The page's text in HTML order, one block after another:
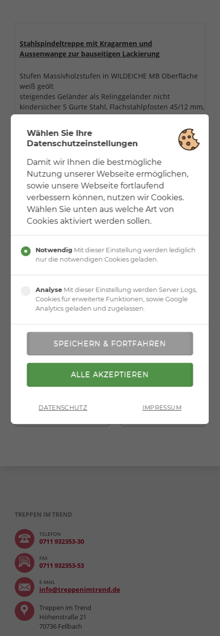
Stahlspindeltreppe mit Kragarmen und
Aussenwange zur bauseitigen Lackierung
Stufen Massivholzstufen in WILDEICHE MB Oberfläche
weiß geölt
steigendes Geländer als Relinggeländer nicht
kindersicher 5 Gurte Stahl, Flachstahlpfosten 45/12 mm,
Handlauf Ø 42,7 mm Edelstahl geschliffen
Brüstungsgeländer Ausführung wie steigendes
Geländer
TREPPEN IM TREND
TELEFON
0711 932353-30
FAX
0711 932353-53
E-MAIL
info@treppenimtrend.de
Treppen im Trend
Höhenstraße 21
70736 Fellbach
Wählen Sie Ihre
Datenschutzeinstellungen
Damit wir Ihnen die bestmögliche
Nutzung unserer Webseite ermöglichen,
sowie unsere Webseite fortlaufend
verbessern können, nutzen wir Cookies.
Wählen Sie unten aus welche Art von
Cookies aktiviert werden sollen.
Notwendig Mit dieser Einstellung werden lediglich
nur die notwendigen Cookies geladen.
Analyse Mit dieser Einstellung werden Server Logs,
Cookies für erweiterte Funktionen, sowie Google
Analytics geladen und zugelassen.
DATENSCHUTZ IMPRESSUM